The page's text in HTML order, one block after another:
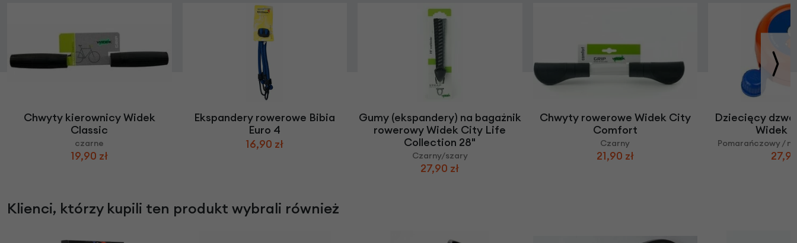
Chwyty kierownicy Widek
Classic
czarne
19,90 zł
Ekspandery rowerowe Bibia
Euro 4
16,90 zł
Gumy (ekspandery) na bagażnik
rowerowy Widek City Life
Collection 28"
Czarny/szary
27,90 zł
Chwyty rowerowe Widek City
Comfort
Czarny
21,90 zł
Dziecięcy
Widek
Pomarańczowy /
Klienci, którzy kupili ten produkt wybrali również